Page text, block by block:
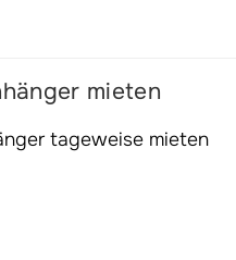
mieten
tageweise mieten